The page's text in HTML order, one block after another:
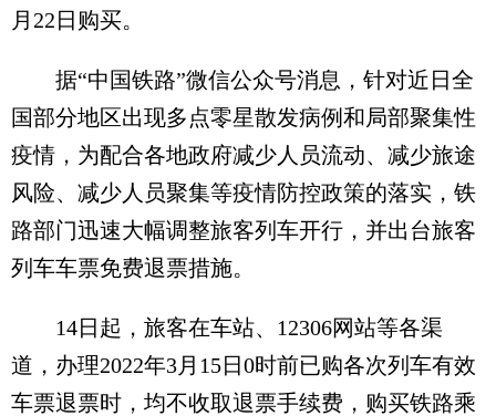
月22日购买。
据“中国铁路”微信公众号消息，针对近日全
国部分地区出现多点零星散发病例和局部聚集性
疫情，为配合各地政府减少人员流动、减少旅途
风险、减少人员聚集等疫情防控政策的落实，铁
路部门迅速大幅调整旅客列车开行，并出台旅客
列车车票免费退票措施。
14日起，旅客在车站、12306网站等各渠
道，办理2022年3月15日0时前已购各次列车有效
车票退票时，均不收取退票手续费，购买铁路乘